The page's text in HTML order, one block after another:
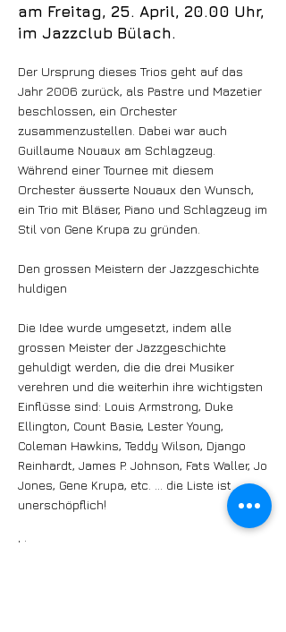
am Freitag, 25. April, 20.00 Uhr,
im Jazzclub Bülach.
Der Ursprung dieses Trios geht auf das
Jahr 2006 zurück, als Pastre und Mazetier
beschlossen, ein Orchester
zusammenzustellen. Dabei war auch
Guillaume Nouaux am Schlagzeug.
Während einer Tournee mit diesem
Orchester äusserte Nouaux den Wunsch,
ein Trio mit Bläser, Piano und Schlagzeug im
Stil von Gene Krupa zu gründen.
Den grossen Meistern der Jazzgeschichte
huldigen
Die Idee wurde umgesetzt, indem alle
grossen Meister der Jazzgeschichte
gehuldigt werden, die die drei Musiker
verehren und die weiterhin ihre wichtigsten
Einflüsse sind: Louis Armstrong, Duke
Ellington, Count Basie, Lester Young,
Coleman Hawkins, Teddy Wilson, Django
Reinhardt, James P. Johnson, Fats Waller, Jo
Jones, Gene Krupa, etc. … die Liste ist
unerschöpflich!
Line-up: